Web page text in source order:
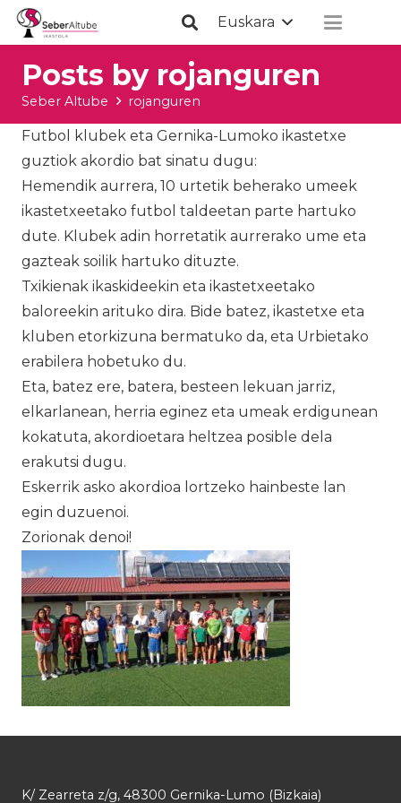
Euskara
Posts by rojanguren
Seber Altube rojanguren
Futbol klubek eta Gernika-Lumoko ikastetxe
guztiok akordio bat sinatu dugu:
Hemendik aurrera, 10 urtetik beherako umeek
ikastetxeetako futbol taldeetan parte hartuko
dute. Klubek adin horretatik aurrerako ume eta
gazteak soilik hartuko dituzte.
Txikienak ikaskideekin eta ikastetxeetako
baloreekin arituko dira. Bide batez, ikastetxe eta
kluben etorkizuna bermatuko da, eta Urbietako
erabilera hobetuko du.
Eta, batez ere, batera, besteen lekuan jarriz,
elkarlanean, herria eginez eta umeak erdigunean
kokatuta, akordioetara heltzea posible dela
erakutsi dugu.
Eskerrik asko akordioa lortzeko hainbeste lan
egin duzuenoi.
Zorionak denoi!
K/ Zearreta z/g, 48300 Gernika-Lumo (Bizkaia)